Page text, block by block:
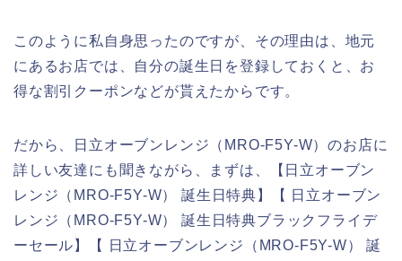
このように私自身思ったのですが、その理由は、地元
にあるお店では、自分の誕生日を登録しておくと、お
得な割引クーポンなどが貰えたからです。
だから、日立オーブンレンジ（MRO-F5Y-W）のお店に
詳しい友達にも聞きながら、まずは、【日立オーブン
レンジ（MRO-F5Y-W） 誕生日特典】【 日立オーブン
レンジ（MRO-F5Y-W） 誕生日特典ブラックフライデ
ーセール】【 日立オーブンレンジ（MRO-F5Y-W） 誕